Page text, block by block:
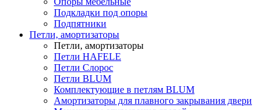
Подкладки под опоры
Подпятники
Петли, амортизаторы
Петли, амортизаторы
Петли HAFELE
Петли Слорос
Петли BLUM
Комплектующие в петлям BLUM
Амортизаторы для плавного закрывания двери